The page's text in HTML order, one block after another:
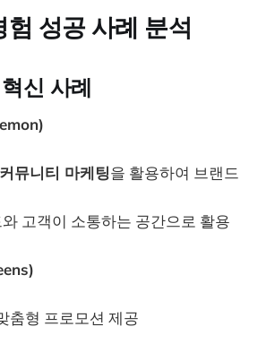
험 성공 사례 분석
신 사례
커뮤니티 마케팅을 활용하여 브랜드
고객이 소통하는 공간으로 활용
춤형 프로모션 제공